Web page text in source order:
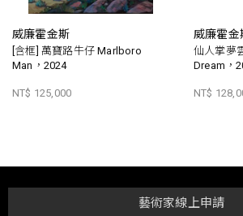
威廉霍金斯
[含框] 萬寶路牛仔 Marlboro
Man，2024
NT$ 125,000
威廉霍金
仙人掌夢
Dream，
NT$
藝術家線上申請